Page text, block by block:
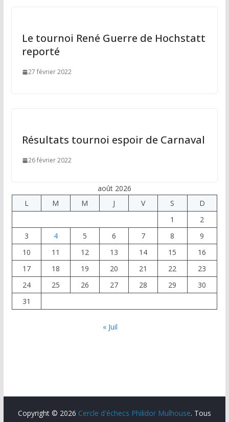
Le tournoi René Guerre de Hochstatt
reporté
27 février 2022
Résultats tournoi espoir de Carnaval
26 février 2022
août 2026
L
M M J V S
D
1
2
3
4 5 6 7 8
9
10
11 12 13 14 15
16
17
18 19 20 21 22
23
24
25 26 27 28 29
30
31
« Juil
Copyright © 2026 Cercle d'échecs Philidor Mulhouse. Tous